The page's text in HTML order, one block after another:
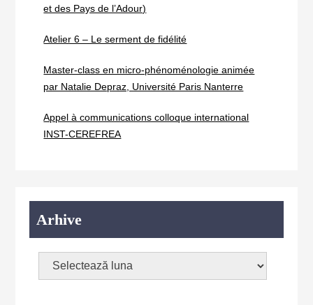
et des Pays de l’Adour)
Atelier 6 – Le serment de fidélité
Master-class en micro-phénoménologie animée
par Natalie Depraz, Université Paris Nanterre
Appel à communications colloque international
INST-CEREFREA
Arhive